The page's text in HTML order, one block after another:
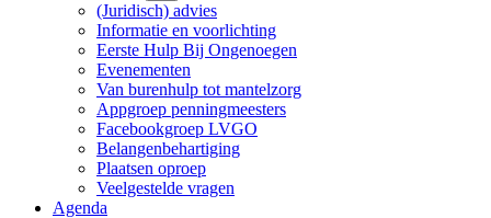
(Juridisch) advies
Informatie en voorlichting
Eerste Hulp Bij Ongenoegen
Evenementen
Van burenhulp tot mantelzorg
Appgroep penningmeesters
Facebookgroep LVGO
Belangenbehartiging
Plaatsen oproep
Veelgestelde vragen
Agenda